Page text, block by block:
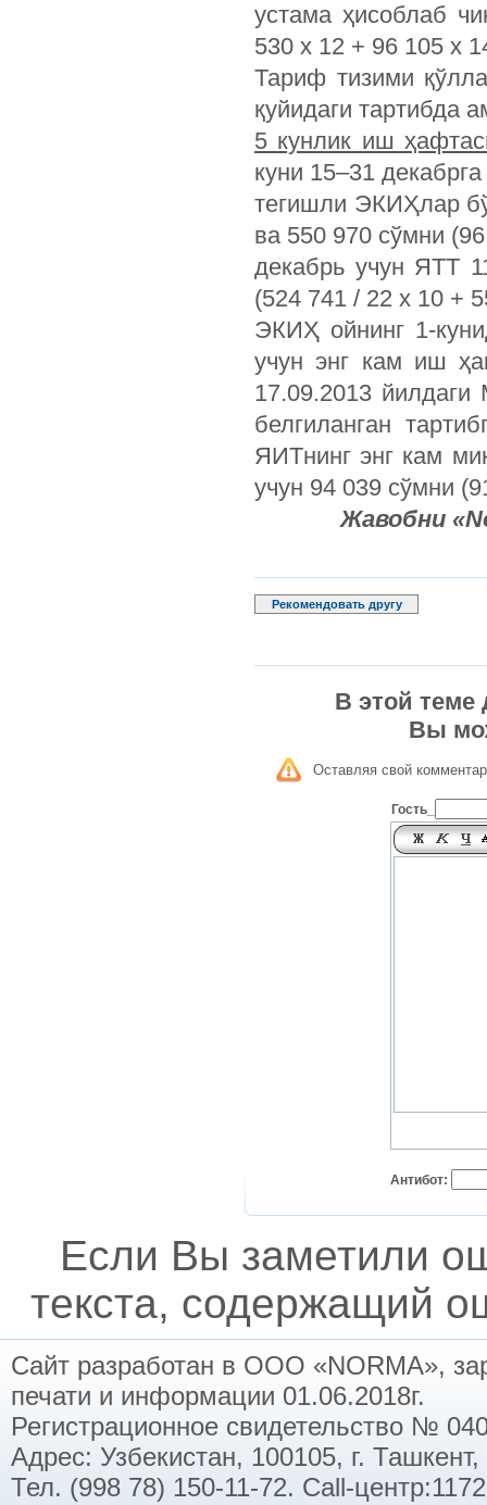
устама ҳисоблаб
530 х 12 + 96 105 х
Тариф тизими
қуйидаги тартибда
5 кунлик иш
куни 15–31
тегишли ЭКИҲлар
ва 550 970 сўмни
декабрь учун ЯТТ
(524 741 / 22 х 10 +
ЭКИҲ ойнинг 1-
учун энг кам иш
17.09.2013
белгиланган
ЯИТнинг энг кам
учун 94 039 сўмни
Жавобни «
Рекомендовать другу
В этой теме
Вы
Оставляя свой
Гость_
Антибот:
Если Вы заметили
текста, содержащий
Сайт разработан в ООО «NORMA»,
печати и информации 01.06.2018г.
Регистрационное свидетельство №
Адрес: Узбекистан, 100105, г.
Тел. (998 78) 150-11-72. Call-